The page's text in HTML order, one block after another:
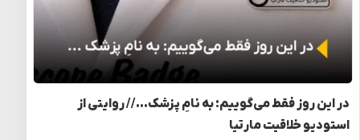
در این روز فقط می‌گوییم: به نامِ پزشک… // روایتی از
استودیو خلاقیت مارتیا